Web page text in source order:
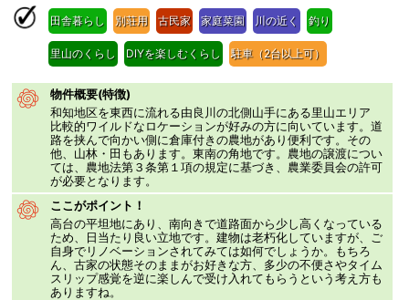
田舎暮らし 別荘用 古民家 家庭菜園 川の近く 釣り
里山のくらし DIYを楽しむくらし 駐車（2台以上可）
物件概要(特徴)
和知地区を東西に流れる由良川の北側山手にある里山エリア
比較的ワイルドなロケーションが好みの方に向いています。道
路を挟んで向かい側に倉庫付きの農地があり便利です。その
他、山林・田もあります。東南の角地です。農地の譲渡につい
ては、農地法第３条第１項の規定に基づき、農業委員会の許可
が必要となります。
ここがポイント！
高台の平坦地にあり、南向きで道路面から少し高くなっている
ため、日当たり良い立地です。建物は老朽化していますが、ご
自身でリノベーションされてみては如何でしょうか。もちろ
ん、古家の状態そのままがお好きな方、多少の不便さやタイム
スリップ感覚を逆に楽しんで受け入れてもらうという考え方も
ありますね。